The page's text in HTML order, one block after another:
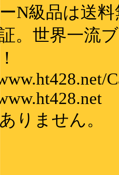
N級品は送
。世界一流
りません。